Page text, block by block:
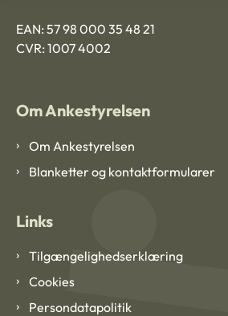
EAN: 57 98 000 35 48 21
CVR: 1007 4002
Om Ankestyrelsen
Om Ankestyrelsen
Blanketter og kontaktformularer
Links
Tilgængelighedserklæring
Cookies
Persondatapolitik